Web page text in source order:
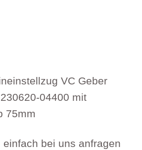
VC Geber
04400 mit
75mm
bei uns anfragen